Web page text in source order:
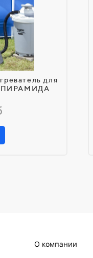
для
ПИРАМИДА
О компании